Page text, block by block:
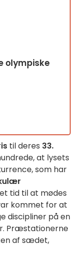
olympiske
til deres 33.
at lysets
som har
tid til at mødes
kommet for at
discipliner på en
Præstationerne
af sædet,